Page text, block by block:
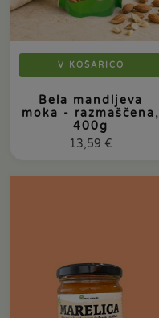
V KOŠARICO
Bela mandljeva
moka - razmaščena,
400g
13,59 €